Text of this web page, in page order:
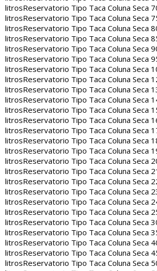
litrosReservatorio Tipo Taca Coluna Seca
litrosReservatorio Tipo Taca Coluna Seca
litrosReservatorio Tipo Taca Coluna Seca
litrosReservatorio Tipo Taca Coluna Seca
litrosReservatorio Tipo Taca Coluna Seca
litrosReservatorio Tipo Taca Coluna Seca
litrosReservatorio Tipo Taca Coluna Seca
litrosReservatorio Tipo Taca Coluna Seca
litrosReservatorio Tipo Taca Coluna Seca
litrosReservatorio Tipo Taca Coluna Seca
litrosReservatorio Tipo Taca Coluna Seca
litrosReservatorio Tipo Taca Coluna Seca
litrosReservatorio Tipo Taca Coluna Seca
litrosReservatorio Tipo Taca Coluna Seca
litrosReservatorio Tipo Taca Coluna Seca
litrosReservatorio Tipo Taca Coluna Seca
litrosReservatorio Tipo Taca Coluna Seca
litrosReservatorio Tipo Taca Coluna Seca
litrosReservatorio Tipo Taca Coluna Seca
litrosReservatorio Tipo Taca Coluna Seca
litrosReservatorio Tipo Taca Coluna Seca
litrosReservatorio Tipo Taca Coluna Seca
litrosReservatorio Tipo Taca Coluna Seca
litrosReservatorio Tipo Taca Coluna Seca
litrosReservatorio Tipo Taca Coluna Seca
litrosReservatorio Tipo Taca Coluna Seca